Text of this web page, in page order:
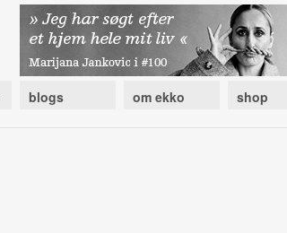
blogs om ekko shop